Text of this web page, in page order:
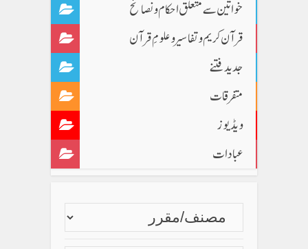
خواتین سے متعلق احکام و نصائح
قرآن کریم و تفاسیر و علومِ قرآن
جدید فتنے
متفرقات
ویڈیوز
عبادات